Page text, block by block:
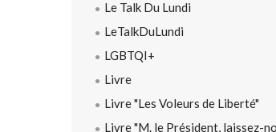
Le Talk Du Lundi
LeTalkDuLundi
LGBTQI+
Livre
Livre "Les Voleurs de Liberté"
Livre "M. le Président, laissez-